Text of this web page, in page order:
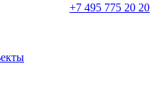
+7 495 775 20 20